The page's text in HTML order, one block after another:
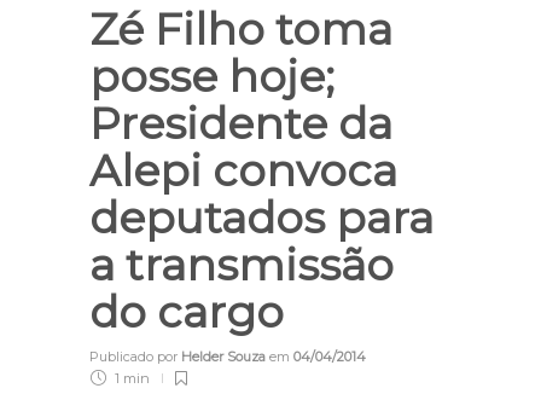
Zé Filho toma
posse hoje;
Presidente da
Alepi convoca
deputados para
a transmissão
do cargo
Publicado por Helder Souza em 04/04/2014
1 min